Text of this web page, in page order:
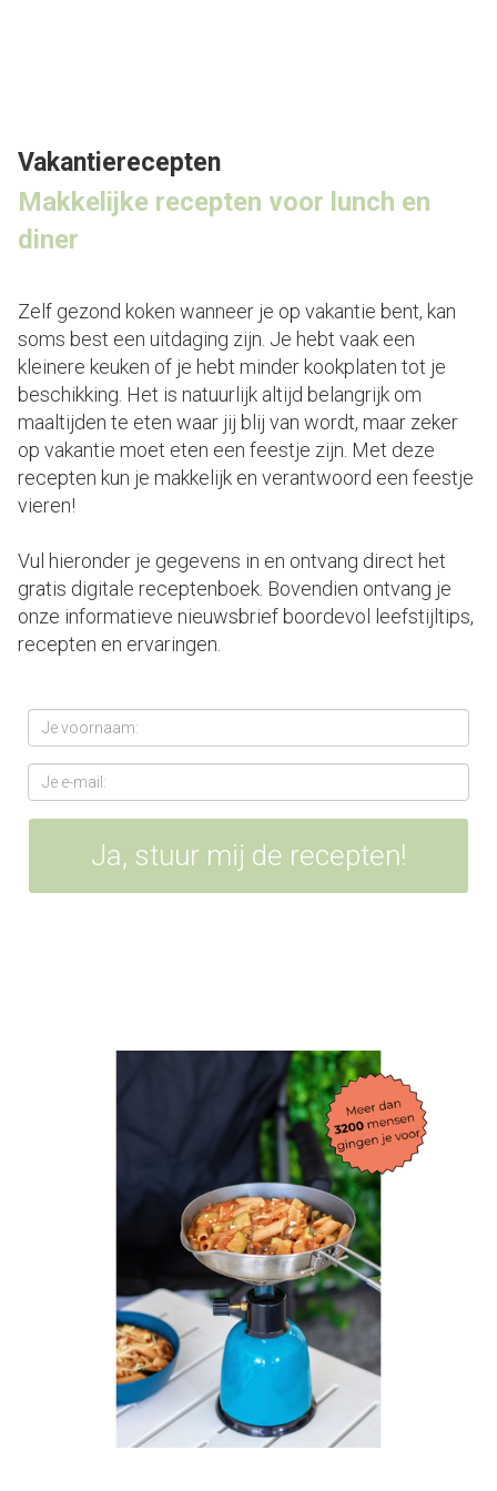
Vakantierecepten
Makkelijke recepten voor lunch en
diner
Zelf gezond koken wanneer je op vakantie bent, kan
soms best een uitdaging zijn. Je hebt vaak een
kleinere keuken of je hebt minder kookplaten tot je
beschikking. Het is natuurlijk altijd belangrijk om
maaltijden te eten waar jij blij van wordt, maar zeker
op vakantie moet eten een feestje zijn. Met deze
recepten kun je makkelijk en verantwoord een feestje
vieren!
Vul hieronder je gegevens in en ontvang direct het
gratis digitale receptenboek. Bovendien ontvang je
onze informatieve nieuwsbrief boordevol leefstijltips,
recepten en ervaringen.
Ja, stuur mij de recepten!